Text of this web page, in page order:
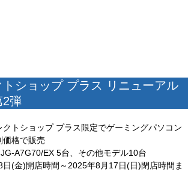
ショップ プラス リニューアル
2弾
クトショップ プラス限定でゲーミングパソコン
価格で販売
A7G70/EX 5台、その他モデル10台
日(金)開店時間～2025年8月17日(日)閉店時間ま